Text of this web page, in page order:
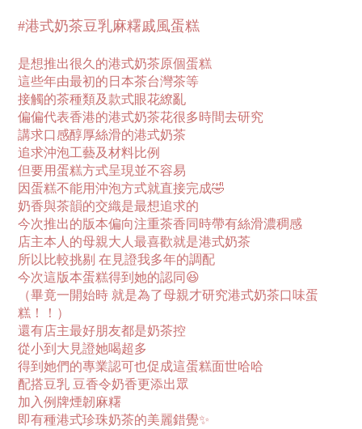
#港式奶茶豆乳麻糬戚風蛋糕
是想推出很久的港式奶茶原個蛋糕
這些年由最初的日本茶台灣茶等
接觸的茶種類及款式眼花繚亂
偏偏代表香港的港式奶茶花很多時間去研究
講求口感醇厚絲滑的港式奶茶
追求沖泡工藝及材料比例
但要用蛋糕方式呈現並不容易
因蛋糕不能用沖泡方式就直接完成🤣
奶香與茶韻的交織是最想追求的
今次推出的版本偏向注重茶香同時帶有絲滑濃稠感
店主本人的母親大人最喜歡就是港式奶茶
所以比較挑剔 在見證我多年的調配
今次這版本蛋糕得到她的認同😆
（畢竟一開始時 就是為了母親才研究港式奶茶口味蛋
糕！！）
還有店主最好朋友都是奶茶控
從小到大見證她喝超多
得到她們的專業認可也促成這蛋糕面世哈哈
配搭豆乳 豆香令奶香更添出眾
加入例牌煙韌麻糬
即有種港式珍珠奶茶的美麗錯覺✨